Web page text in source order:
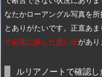
なたかローアングル写真を
とありがたいです。正直あ
で必死に探した思い出があり
ルリアノートで確認